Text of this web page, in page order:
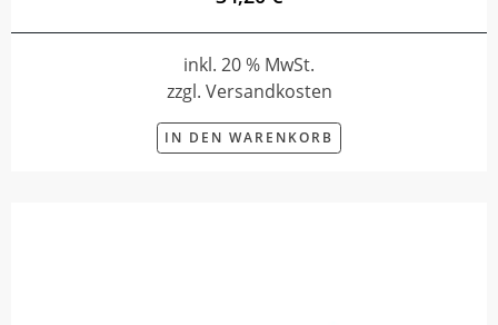
inkl. 20 % MwSt.
zzgl. Versandkosten
IN DEN WARENKORB